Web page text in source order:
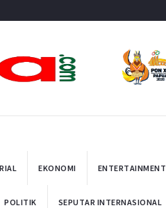
EKONOMI ENTERTAINMENT
POLITIK SEPUTAR INTERNASIONAL